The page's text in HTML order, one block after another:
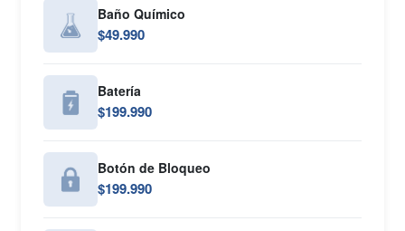
Baño Químico
$49.990
Batería
$199.990
Botón de Bloqueo
$199.990